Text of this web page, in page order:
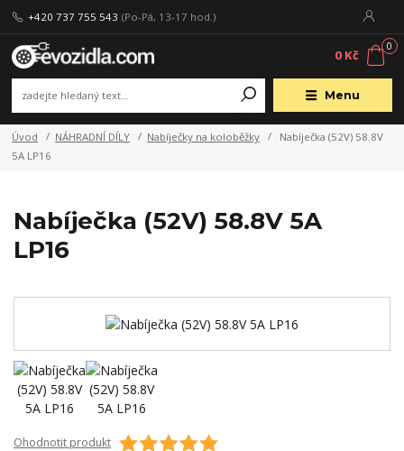
Menu
+420 737 755 543 (Po-Pá, 13-17 hod.)
0
0 Kč
Úvod NÁHRADNÍ DÍLY Nabíječky na koloběžky
Nabíječka (52V) 58.8V
5A LP16
Nabíječka (52V) 58.8V 5A
LP16
Ohodnotit produkt